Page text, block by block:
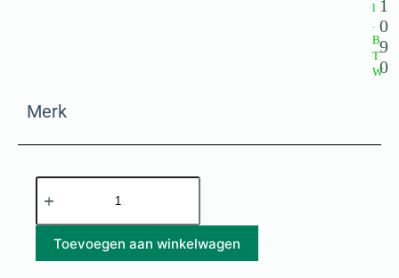
1
0
9
0
l
.
B
T
W
Merk
Toevoegen aan winkelwagen